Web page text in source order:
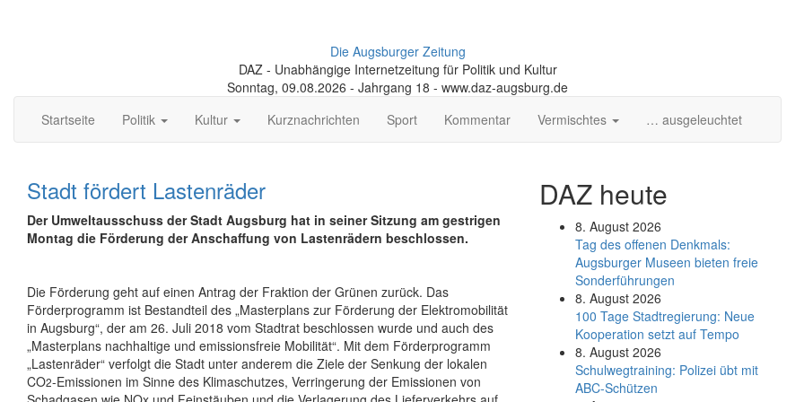
Die Augsburger Zeitung
DAZ - Unabhängige Internetzeitung für Politik und Kultur
Sonntag, 09.08.2026 - Jahrgang 18 - www.daz-augsburg.de
Startseite
Politik Kultur Kurznachrichten Sport Kommentar Vermischtes … ausgeleuchtet
Stadt fördert Lastenräder
Der Umweltausschuss der Stadt Augsburg hat in seiner Sitzung am gestrigen
Montag die Förderung der Anschaffung von Lastenrädern beschlossen.
Die Förderung geht auf einen Antrag der Fraktion der Grünen zurück. Das
Förderprogramm ist Bestandteil des „Masterplans zur Förderung der Elektro­mobilität
in Augsburg“, der am 26. Juli 2018 vom Stadtrat beschlossen wurde und auch des
„Masterplans nachhaltige und emissionsfreie Mobilität“. Mit dem Förderprogramm
„Lastenräder“ verfolgt die Stadt unter anderem die Ziele der Senkung der lokalen
CO2-Emissionen im Sinne des Klimaschutzes, Verringerung der Emissionen von
DAZ heute
8. August 2026
Tag des offenen Denkmals:
Augsburger Museen bieten freie
Sonderführungen
8. August 2026
100 Tage Stadtregierung: Neue
Kooperation setzt auf Tempo
8. August 2026
Schul­weg­trai­ning: Poli­zei übt mit
ABC-Schüt­zen